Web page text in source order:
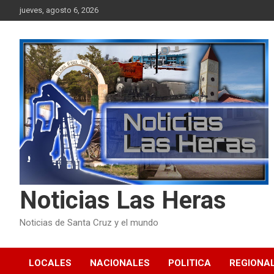
to
jueves, agosto 6, 2026
Noticias Las Heras
Noticias de Santa Cruz y el mundo
LOCALES NACIONALES POLITICA